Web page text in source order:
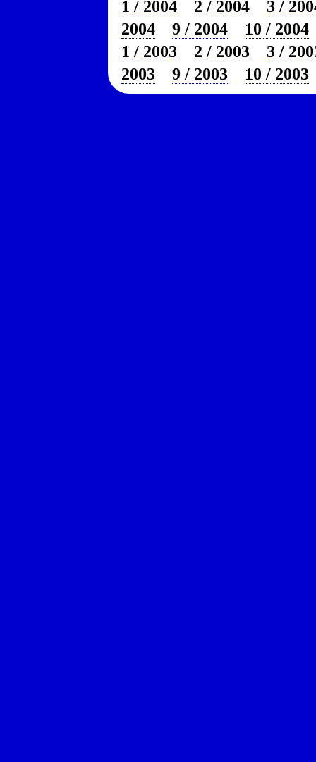
1 / 2004 2 / 2004
3 /
2004
9 / 2004
10 / 2004
1 / 2003
2 / 2003
3 /
2003
9 / 2003 10 / 2003